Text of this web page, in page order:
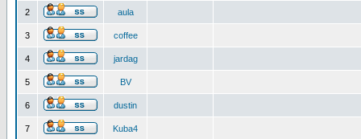
2 aula
3 coffee
4 jardag
5 BV
6 dustin
7 Kuba4